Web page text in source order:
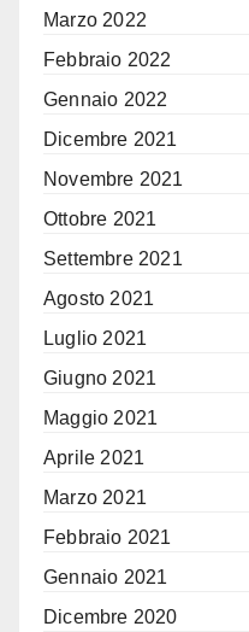
Marzo 2022
Febbraio 2022
Gennaio 2022
Dicembre 2021
Novembre 2021
Ottobre 2021
Settembre 2021
Agosto 2021
Luglio 2021
Giugno 2021
Maggio 2021
Aprile 2021
Marzo 2021
Febbraio 2021
Gennaio 2021
Dicembre 2020